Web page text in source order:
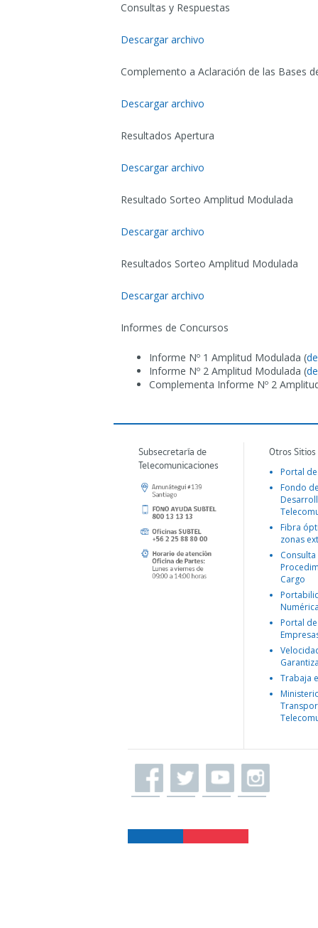
Consultas y Respuestas
Descargar archivo
Complemento a Aclaración de las Bases
Descargar archivo
Resultados Apertura
Descargar archivo
Resultado Sorteo Amplitud Modulada
Descargar archivo
Resultados Sorteo Amplitud Modulada
Descargar archivo
Informes de Concursos
Informe Nº 1 Amplitud Modulada (
Informe Nº 2 Amplitud Modulada (
Complementa Informe Nº 2
Subsecretaría de
Telecomunicaciones
Otros
Portal
Fondo
Fibra
zonas
Consulta
Cargo
Portal
Trabaja